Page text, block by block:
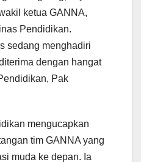
ketua GANNA,
Pendidikan.
sedang menghadiri
dengan hangat
Pak
mengucapkan
tim GANNA yang
muda ke depan. Ia